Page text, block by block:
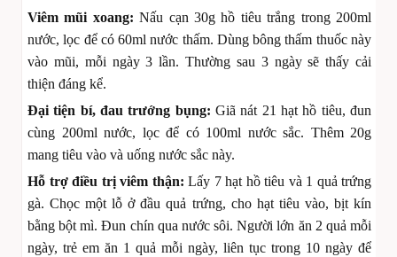
Viêm mũi xoang: Nấu cạn 30g hồ tiêu trắng trong 200ml
nước, lọc để có 60ml nước thấm. Dùng bông thấm thuốc này
vào mũi, mỗi ngày 3 lần. Thường sau 3 ngày sẽ thấy cải
thiện đáng kể.
Đại tiện bí, đau trướng bụng: Giã nát 21 hạt hồ tiêu, đun
cùng 200ml nước, lọc để có 100ml nước sắc. Thêm 20g
mang tiêu vào và uống nước sắc này.
Hỗ trợ điều trị viêm thận: Lấy 7 hạt hồ tiêu và 1 quả trứng
gà. Chọc một lỗ ở đầu quả trứng, cho hạt tiêu vào, bịt kín
bằng bột mì. Đun chín qua nước sôi. Người lớn ăn 2 quả mỗi
ngày, trẻ em ăn 1 quả mỗi ngày, liên tục trong 10 ngày để